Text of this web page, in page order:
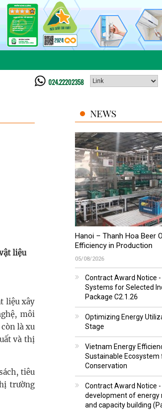
024.22202358
liệu
liệu xây
môi
là xu
và thị
tiêu
trường
NEWS
Hanoi – Thanh Hoa Beer
Efficiency in Production
05/08/2026
Contract Award Notice
Systems for Selected
Package C2.1.26
Optimizing Energy
Stage
Vietnam Energy
Sustainable Ecosystem
Conservation
Contract Award Notice
development of
and capacity building